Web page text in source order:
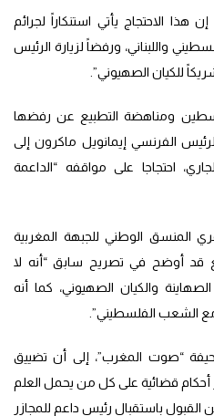
هذا الاحتجاج يأتي استنكاراً لجرائم
واللبناني، ورفضاً لزيارة الرئيس
للكيان الصهيوني”.
ومناهضة التطبيع عن رفضها
الفرنسي إيمانويل ماكرون إلى
28 أكتوبر الجاري، احتجاجا على مواقفه “الداعمة
المنسق الوطني للجبهة المغربية
قد أوضح في تصريح سابق “أنه لا
والكيان الصهيوني، كما أنه
الشعب الفلسطيني”.
“صوت المغرب”، إلى أن تضييق
قضائية على كل من يحمل العلم
القبول باستقبال رئيس داعم للمجازر